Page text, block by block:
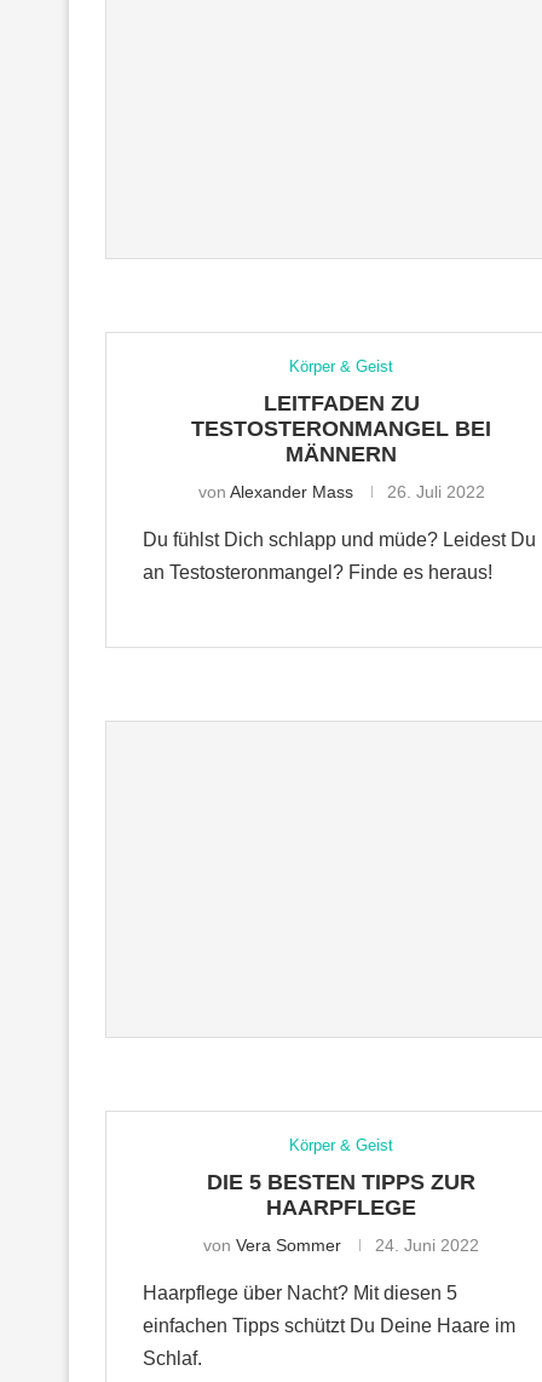
Körper & Geist
LEITFADEN ZU
TESTOSTERONMANGEL BEI
MÄNNERN
von Alexander Mass 26. Juli 2022
Du fühlst Dich schlapp und müde? Leidest Du
an Testosteronmangel? Finde es heraus!
Körper & Geist
DIE 5 BESTEN TIPPS ZUR
HAARPFLEGE
von Vera Sommer 24. Juni 2022
Haarpflege über Nacht? Mit diesen 5
einfachen Tipps schützt Du Deine Haare im
Schlaf.